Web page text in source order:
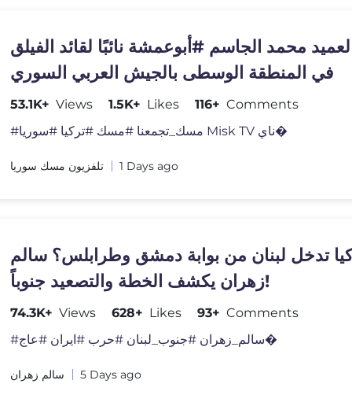
محمد الجاسم #أبوعمشة نائبًا لقائد الفيلق
في المنطقة الوسطى بالجيش العربي السوري
53.1K+ Views 1.5K+ Likes 116+ Comments
#مسك_تجمعنا #مسك #تركيا #سوريا Misk TV ناي�
تلفزيون مسك سوريا 1 Days ago
تدخل لبنان من بوابة دمشق وطرابلس؟ سالم
زهران يكشف الخطة والتصعيد جنوباً!
74.3K+ Views 628+ Likes 93+ Comments
#سالم_زهران #جنوب_لبنان #حرب #ايران #عاج�
سالم زهران 5 Days ago